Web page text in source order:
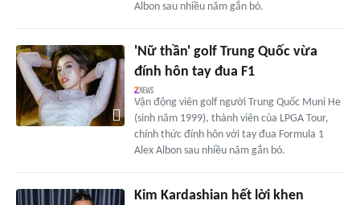
Albon sau nhiều năm gắn bó.
'Nữ thần' golf Trung Quốc vừa
đính hôn tay đua F1
Vận động viên golf người Trung Quốc Muni He
(sinh năm 1999), thành viên của LPGA Tour,
chính thức đính hôn với tay đua Formula 1
Alex Albon sau nhiều năm gắn bó.
Kim Kardashian hết lời khen